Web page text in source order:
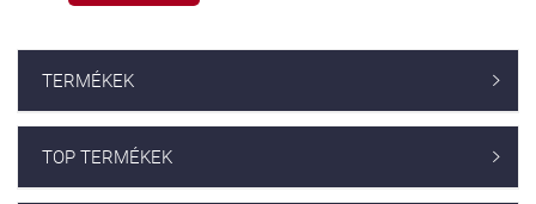
TERMÉKEK 
TOP TERMÉKEK 